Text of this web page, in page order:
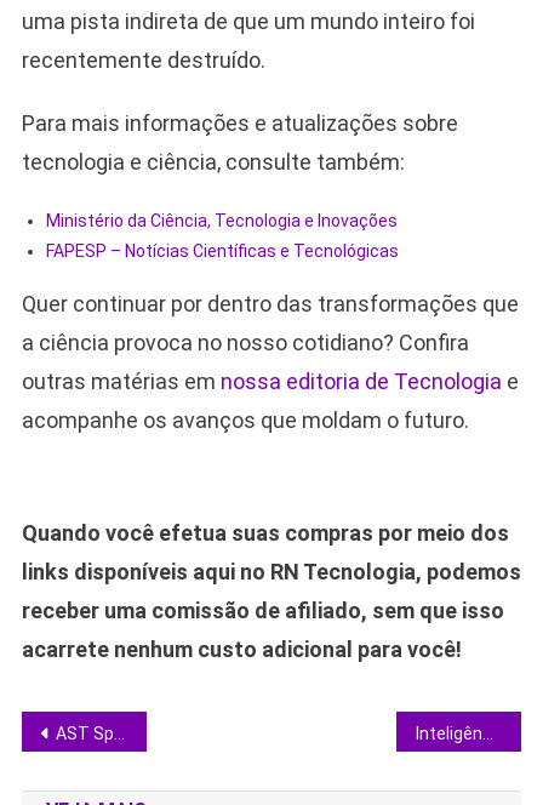
uma pista indireta de que um mundo inteiro foi
recentemente destruído.
Para mais informações e atualizações sobre
tecnologia e ciência, consulte também:
Ministério da Ciência, Tecnologia e Inovações
FAPESP – Notícias Científicas e Tecnológicas
Quer continuar por dentro das transformações que
a ciência provoca no nosso cotidiano? Confira
outras matérias em nossa editoria de Tecnologia e
acompanhe os avanços que moldam o futuro.
Quando você efetua suas compras por meio dos
links disponíveis aqui no RN Tecnologia, podemos
receber uma comissão de afiliado, sem que isso
acarrete nenhum custo adicional para você!
Navegação
de
AST SpaceMobile registra rede satelital soberana para conectar celulares em toda a Europa